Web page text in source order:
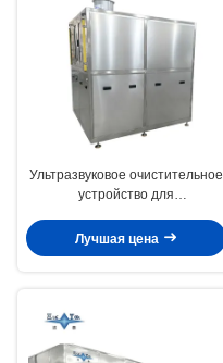
Ультразвуковое очистительное
устройство для
промышленности 30 кВт
Лучшая цена